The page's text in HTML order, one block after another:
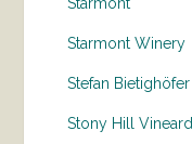
Starmont Winery
Stefan Bietighöfer
Stony Hill Vineard